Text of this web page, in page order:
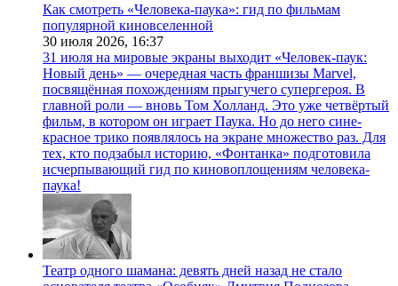
Как смотреть «Человека-паука»: гид по фильмам
популярной киновселенной
30 июля 2026, 16:37
31 июля на мировые экраны выходит «Человек-паук:
Новый день» — очередная часть франшизы Marvel,
посвящённая похождениям прыгучего супергероя. В
главной роли — вновь Том Холланд. Это уже четвёртый
фильм, в котором он играет Паука. Но до него сине-
красное трико появлялось на экране множество раз. Для
тех, кто подзабыл историю, «Фонтанка» подготовила
исчерпывающий гид по киновоплощениям человека-
паука!
Театр одного шамана: девять дней назад не стало